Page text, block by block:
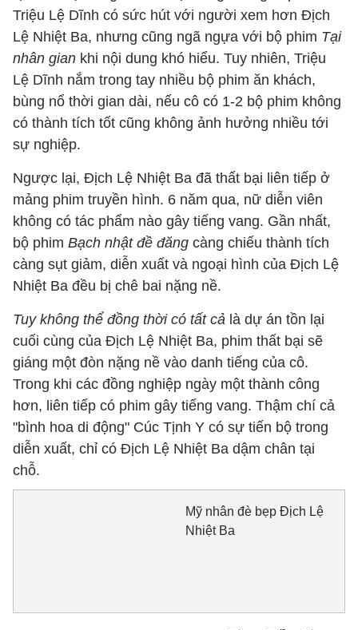
Triệu Lệ Dĩnh có sức hút với người xem hơn Địch
Lệ Nhiệt Ba, nhưng cũng ngã ngựa với bộ phim Tại
nhân gian khi nội dung khó hiểu. Tuy nhiên, Triệu
Lệ Dĩnh nắm trong tay nhiều bộ phim ăn khách,
bùng nổ thời gian dài, nếu cô có 1-2 bộ phim không
có thành tích tốt cũng không ảnh hưởng nhiều tới
sự nghiệp.
Ngược lại, Địch Lệ Nhiệt Ba đã thất bại liên tiếp ở
mảng phim truyền hình. 6 năm qua, nữ diễn viên
không có tác phẩm nào gây tiếng vang. Gần nhất,
bộ phim Bạch nhật đề đăng càng chiếu thành tích
càng sụt giảm, diễn xuất và ngoại hình của Địch Lệ
Nhiệt Ba đều bị chê bai nặng nề.
Tuy không thể đồng thời có tất cả là dự án tồn lại
cuối cùng của Địch Lệ Nhiệt Ba, phim thất bại sẽ
giáng một đòn nặng nề vào danh tiếng của cô.
Trong khi các đồng nghiệp ngày một thành công
hơn, liên tiếp có phim gây tiếng vang. Thậm chí cả
"bình hoa di động" Cúc Tịnh Y có sự tiến bộ trong
diễn xuất, chỉ có Địch Lệ Nhiệt Ba dậm chân tại
chỗ.
Mỹ nhân đè bẹp Địch Lệ
Nhiệt Ba